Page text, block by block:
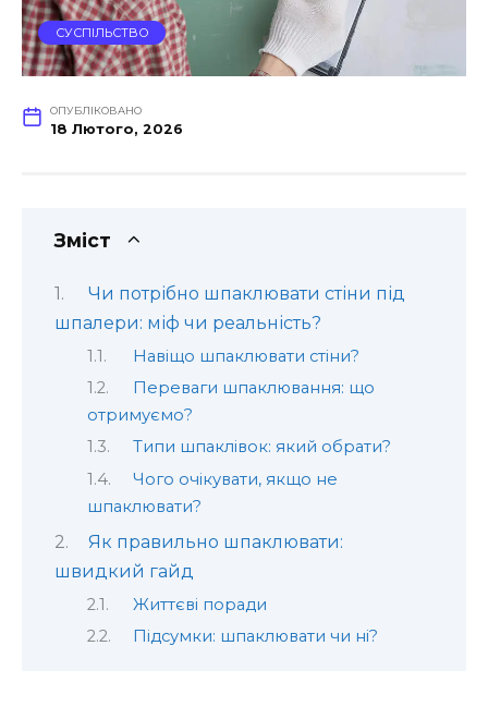
СУСПІЛЬСТВО
ОПУБЛІКОВАНО
18 Лютого, 2026
Зміст
Чи потрібно шпаклювати стіни під
шпалери: міф чи реальність?
Навіщо шпаклювати стіни?
Переваги шпаклювання: що
отримуємо?
Типи шпаклівок: який обрати?
Чого очікувати, якщо не
шпаклювати?
Як правильно шпаклювати:
швидкий гайд
Життєві поради
Підсумки: шпаклювати чи ні?